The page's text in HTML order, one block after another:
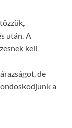
után. A
kell
de
a